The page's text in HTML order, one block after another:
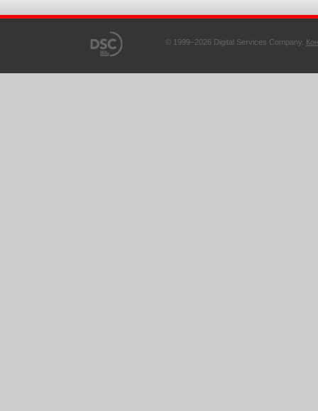
© 1999–2026 Digital Services Company.